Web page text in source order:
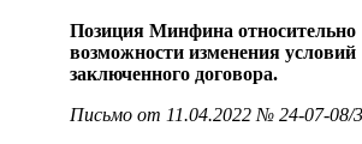
Позиция Минфина относительно
возможности изменения условий
заключенного договора.
Письмо от 11.04.2022 № 24-07-08/